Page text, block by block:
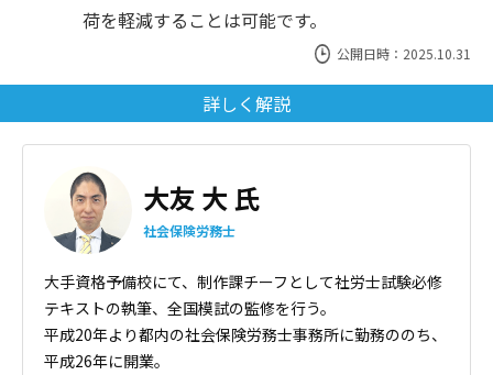
荷を軽減することは可能です。
公開日時：2025.10.31
詳しく解説
大友 大 氏
社会保険労務士
大手資格予備校にて、制作課チーフとして社労士試験必修
テキストの執筆、全国模試の監修を行う。
平成20年より都内の社会保険労務士事務所に勤務ののち、
平成26年に開業。